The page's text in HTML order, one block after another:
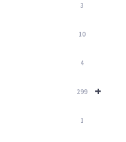
3
10
4
+
299
1